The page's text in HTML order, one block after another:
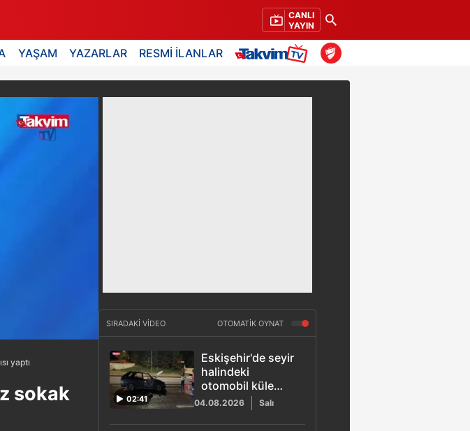
CANLI
YAYIN
YAŞAM YAZARLAR RESMİ İLANLAR
yaptı
sokak
SIRADAKİ VİDEO OTOMATİK OYNAT
02:41
Eskişehir'de seyir
halindeki
otomobil küle
döndü: Sürücü
04.08.2026 Salı